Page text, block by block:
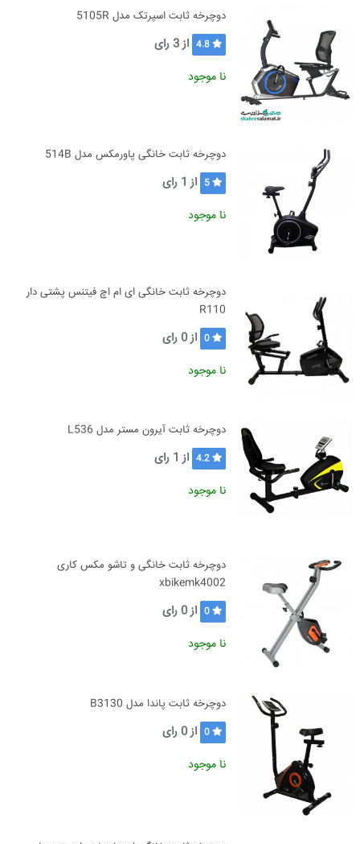
دوچرخه ثابت اسپرتک مدل 5105R
4.8 از3 رای
نا موجود
دوچرخه ثابت خانگی پاورمکس مدل 514B
5 از 1 رای
نا موجود
دوچرخه ثابت خانگی ای ام اچ فیتنس پشتی دار
R110
0 از0 رای
نا موجود
دوچرخه ثابت آیرون مستر مدل L536
4.2 از 1 رای
نا موجود
دوچرخه ثابت خانگی و تاشو مکس کاری
xbikemk4002
0 از0 رای
نا موجود
دوچرخه ثابت پاندا مدل B3130
0 از0 رای
نا موجود